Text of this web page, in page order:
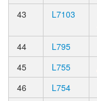
43
L7103
44 L795
45
L755
46
L754